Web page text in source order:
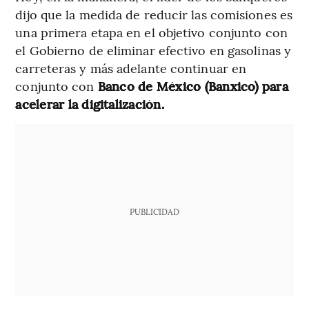
dijo que la medida de reducir las comisiones es
una primera etapa en el objetivo conjunto con
el Gobierno de eliminar efectivo en gasolinas y
carreteras y más adelante continuar en
conjunto con Banco de México (Banxico) para
acelerar la digitalización.
PUBLICIDAD